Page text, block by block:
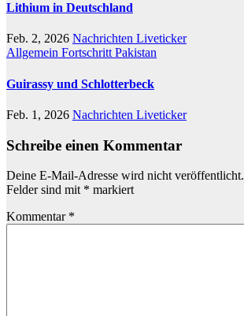
Lithium in Deutschland
Feb. 2, 2026 Nachrichten Liveticker
Allgemein Fortschritt Pakistan
Guirassy und Schlotterbeck
Feb. 1, 2026 Nachrichten Liveticker
Schreibe einen Kommentar
Deine E-Mail-Adresse wird nicht veröffentlicht.
Felder sind mit * markiert
Kommentar *